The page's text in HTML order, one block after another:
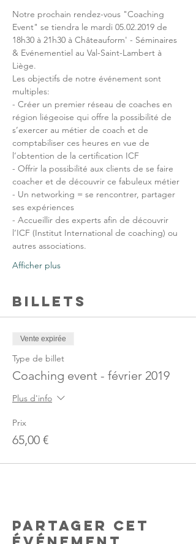
Notre prochain rendez-vous "Coaching
Event" se tiendra le mardi 05.02.2019 de
18h30 à 21h30 à Châteauform' - Séminaires
& Evénementiel au Val-Saint-Lambert à
Liège.
Les objectifs de notre événement sont
multiples:
- Créer un premier réseau de coaches en
région liégeoise qui offre la possibilité de
s’exercer au métier de coach et de
comptabiliser ces heures en vue de
l’obtention de la certification ICF
- Offrir la possibilité aux clients de se faire
coacher et de découvrir ce fabuleux métier
- Un networking = se rencontrer, partager
ses expériences
- Accueillir des experts afin de découvrir
l’ICF (Institut International de coaching) ou
autres associations.
Afficher plus
Billets
Vente expirée
Type de billet
Coaching event - février 2019
Plus d'info
Prix
65,00 €
Partager cet